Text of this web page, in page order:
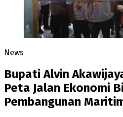
News
Bupati Alvin
Peta Jalan Ekonomi
Pembangunan